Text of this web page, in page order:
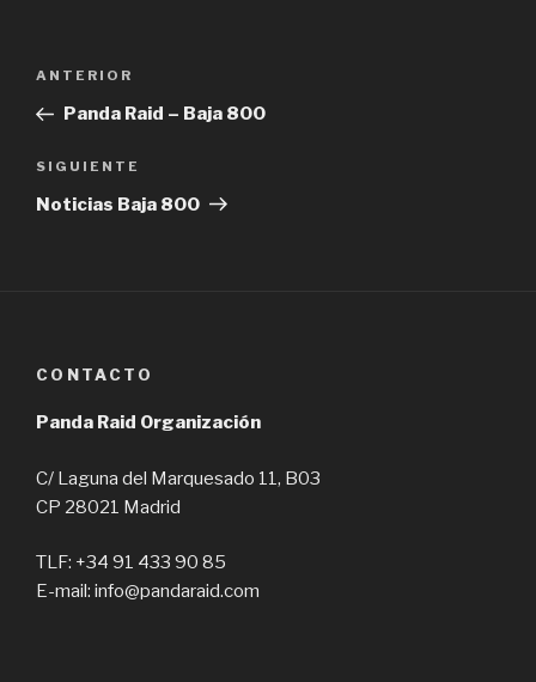
entradas
Entrada
anterior:
ANTERIOR
Panda Raid – Baja 800
Siguiente
entrada
SIGUIENTE
Noticias Baja 800
CONTACTO
Panda Raid Organización
C/ Laguna del Marquesado 11, B03
CP 28021 Madrid
TLF: +34 91 433 90 85
E-mail: info@pandaraid.com